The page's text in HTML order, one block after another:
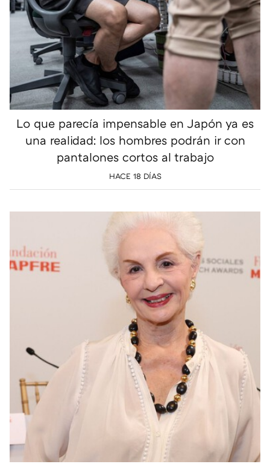
Lo que parecía impensable en Japón ya es
una realidad: los hombres podrán ir con
pantalones cortos al trabajo
HACE 18 DÍAS